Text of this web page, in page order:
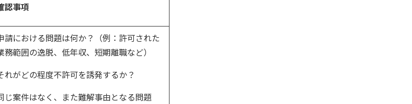
認事項
請における問題は何か？（例：許可された
務範囲の逸脱、低年収、短期離職など）
れがどの程度不許可を誘発するか？
じ案件はなく、また難解事由となる問題